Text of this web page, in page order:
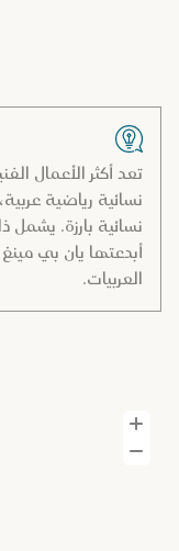
تعد أكثر الأعمال
نسائية رياضية
نسائية بارزة.
أبدعتها يان بي
العربيات.
تكبير